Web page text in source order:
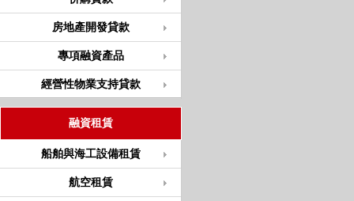
房地產開發貸款
專項融資產品
經營性物業支持貸款
融資租賃
船舶與海工設備租賃
航空租賃